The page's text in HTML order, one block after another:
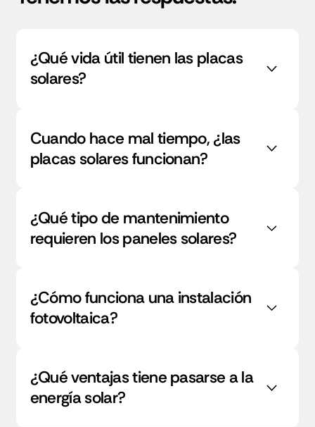
¿Qué vida útil tienen las placas
solares?
Cuando hace mal tiempo, ¿las
placas solares funcionan?
¿Qué tipo de mantenimiento
requieren los paneles solares?
¿Cómo funciona una instalación
fotovoltaica?
¿Qué ventajas tiene pasarse a la
energía solar?